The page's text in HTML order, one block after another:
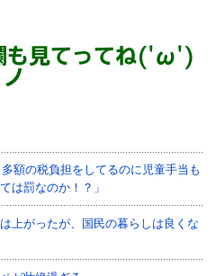
も見てってね('ω')
ノ
額の税負担をしてるのに児童手当も
は罰なのか！？」
上がったが、国民の暮らしは良くな